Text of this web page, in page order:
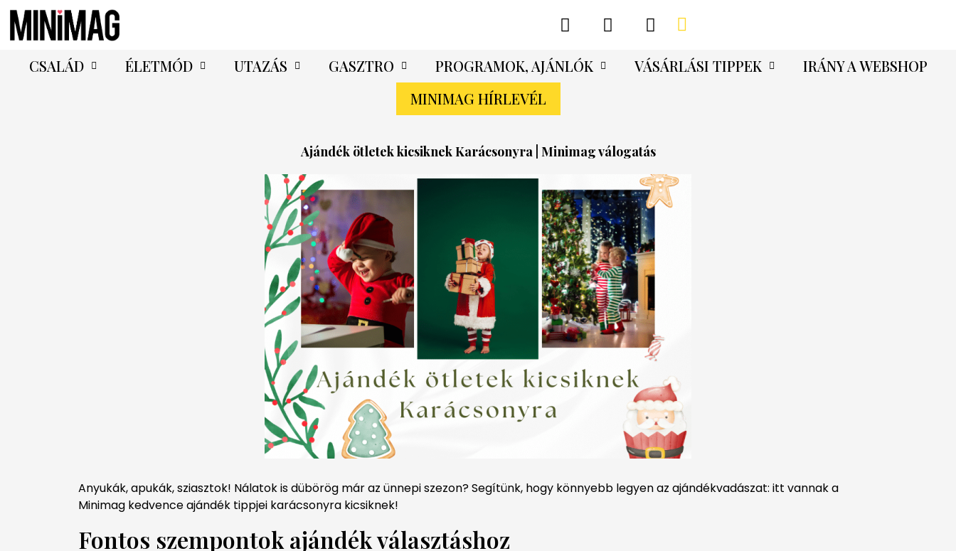
CSALÁD ÉLETMÓD UTAZÁS GASZTRO PROGRAMOK, AJÁNLÓK VÁSÁRLÁSI TIPPEK
IRÁNY A WEBSHOP
MINIMAG HÍRLEVÉL
Ajándék ötletek kicsiknek Karácsonyra | Minimag válogatás
Anyukák, apukák, sziasztok! Nálatok is dübörög már az ünnepi szezon? Segítünk, hogy könnyebb legyen az ajándékvadászat: itt vannak a
Minimag kedvence ajándék tippjei karácsonyra kicsiknek!
Fontos szempontok ajándék választáshoz